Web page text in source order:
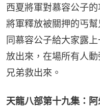
西夏將軍對慕容公子
將軍釋放被關押的丐
同慕容公子給大家露
放出來，在場所有人
兄弟救出來。
天龍八部第十九集：